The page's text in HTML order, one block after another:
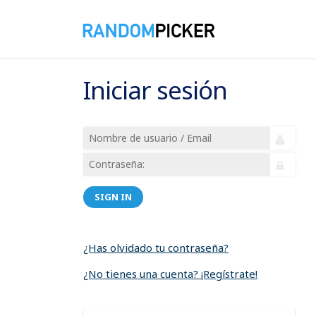
Iniciar sesión
SIGN IN
¿Has olvidado tu contraseña?
¿No tienes una cuenta? ¡Regístrate!